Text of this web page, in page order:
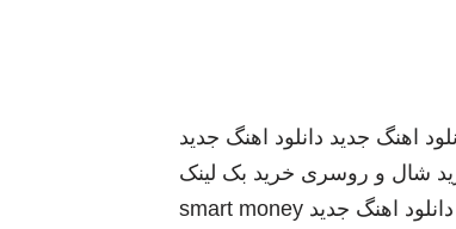
اهنگ جدید دانلود اهنگ جدید
شال و روسری خرید بک لینک
دانلود اهنگ جدید smart money